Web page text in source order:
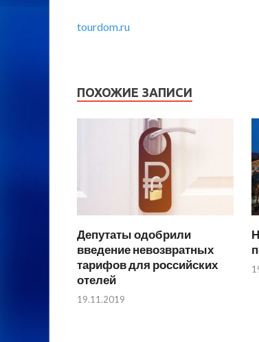
tourdom.ru
ПОХОЖИЕ ЗАПИСИ
Депутаты одобрили
введение невозвратных
тарифов для российских
отелей
19.11.2019